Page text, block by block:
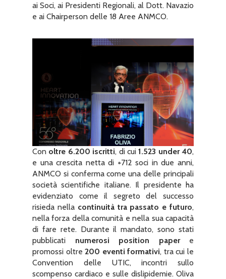
ai Soci, ai Presidenti Regionali, al Dott. Navazio
e ai Chairperson delle 18 Aree ANMCO.
Con oltre 6.200 iscritti, di cui1.523 under 40,
e una crescita netta di +712 soci in due anni,
ANMCO si conferma come una delle principali
società scientifiche italiane. Il presidente ha
evidenziato come il segreto del successo
risieda nella continuità tra passato e futuro,
nella forza della comunità e nella sua capacità
di fare rete. Durante il mandato, sono stati
pubblicati numerosi position papere
promossi oltre200 eventi formativi, tra cui le
Convention delle UTIC, incontri sullo
scompenso cardiaco e sulle dislipidemie. Oliva